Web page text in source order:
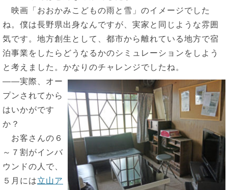
映画「おおかみこどもの雨と雪」のイメージでした
ね。僕は長野県出身なんですが、実家と同じような雰囲
気です。地方創生として、都市から離れている地方で宿
泊事業をしたらどうなるかのシミュレーションをしよう
と考えました。かなりのチャレンジでしたね。
――実際、オー
プンされてから
はいかがです
か？
お客さんの６
～７割がインバ
ウンドの人で、
５月には立山ア